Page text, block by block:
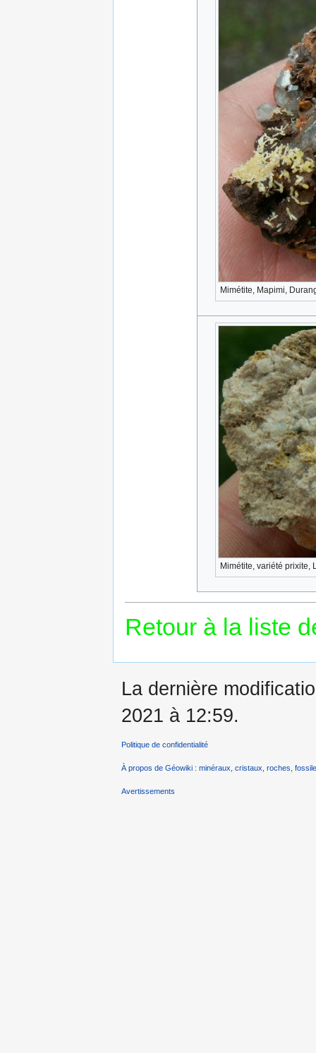
Mimétite, Mapimi,
Mimétite, variété prixite,
Retour à la liste
La dernière
2021 à 12:59.
Politique de confidentialité
À propos de Géowiki : minéraux, cristaux, roches,
Avertissements